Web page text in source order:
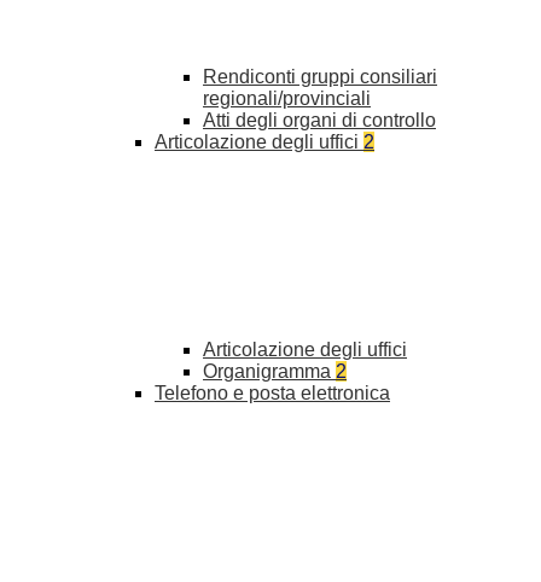
Rendiconti gruppi consiliari
regionali/provinciali
Atti degli organi di controllo
Articolazione degli uffici 2
Articolazione degli uffici
Organigramma 2
Telefono e posta elettronica